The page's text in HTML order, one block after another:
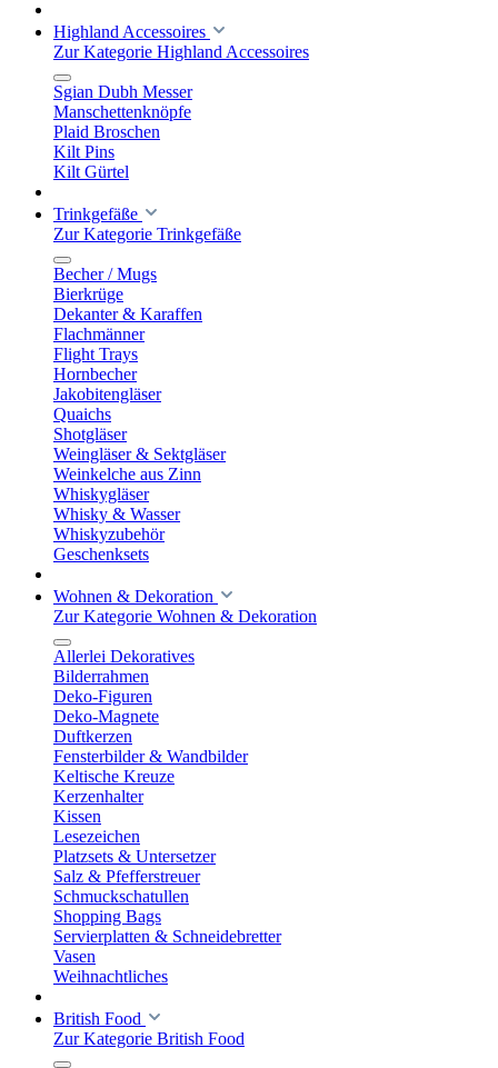
Highland Accessoires
Zur Kategorie Highland Accessoires
Sgian Dubh Messer
Manschettenknöpfe
Plaid Broschen
Kilt Pins
Kilt Gürtel
Trinkgefäße
Zur Kategorie Trinkgefäße
Becher / Mugs
Bierkrüge
Dekanter & Karaffen
Flachmänner
Flight Trays
Hornbecher
Jakobitengläser
Quaichs
Shotgläser
Weingläser & Sektgläser
Weinkelche aus Zinn
Whiskygläser
Whisky & Wasser
Whiskyzubehör
Geschenksets
Wohnen & Dekoration
Zur Kategorie Wohnen & Dekoration
Allerlei Dekoratives
Bilderrahmen
Deko-Figuren
Deko-Magnete
Duftkerzen
Fensterbilder & Wandbilder
Keltische Kreuze
Kerzenhalter
Kissen
Lesezeichen
Platzsets & Untersetzer
Salz & Pfefferstreuer
Schmuckschatullen
Shopping Bags
Servierplatten & Schneidebretter
Vasen
Weihnachtliches
British Food
Zur Kategorie British Food